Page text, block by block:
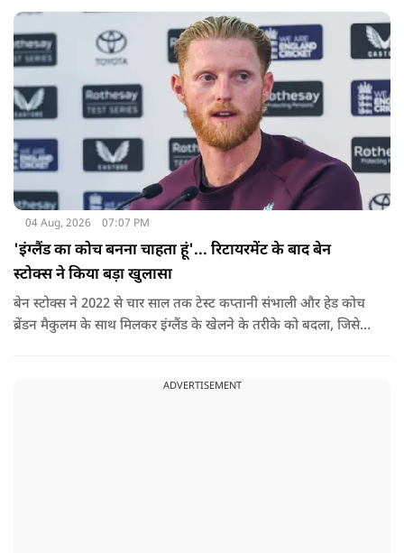
04 Aug, 2026 07:07 PM
'इंग्लैंड का कोच बनना चाहता हूं'... रिटायरमेंट के बाद बेन
स्टोक्स ने किया बड़ा खुलासा
बेन स्टोक्स ने 2022 से चार साल तक टेस्ट कप्तानी संभाली और हेड कोच
ब्रेंडन मैकुलम के साथ मिलकर इंग्लैंड के खेलने के तरीके को बदला, जिसे
ADVERTISEMENT